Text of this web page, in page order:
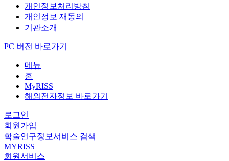
개인정보처리방침
개인정보 재동의
기관소개
PC 버전 바로가기
메뉴
홈
MyRISS
해외전자정보 바로가기
로그인
회원가입
학술연구정보서비스 검색
MYRISS
회원서비스